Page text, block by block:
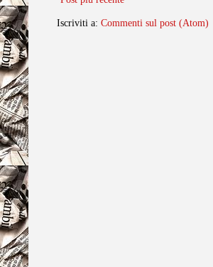
Iscriviti a: Commenti sul post (Atom)